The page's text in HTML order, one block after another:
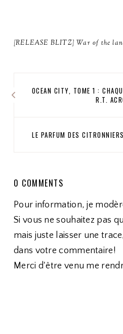
[RELEASE BLITZ] War of the
OCEAN CITY, TOME 1 :
R.T.
LE PARFUM DES
0 COMMENTS
Pour information, je
Si vous ne souhaitez pas
mais juste laisser une
dans votre commentaire!
Merci d'être venu me